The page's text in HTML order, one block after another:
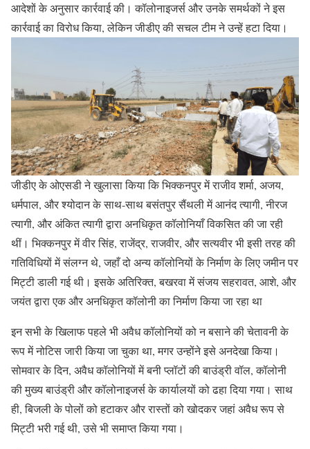
आदेशों के अनुसार कार्रवाई की। कॉलोनाइजर्स और उनके समर्थकों ने इस
कार्रवाई का विरोध किया, लेकिन जीडीए की सचल टीम ने उन्हें हटा दिया।
जीडीए के ओएसडी ने खुलासा किया कि भिक्कनपुर में राजीव शर्मा, अजय,
धर्मपाल, और श्योदान के साथ-साथ बसंतपुर सैंथली में आनंद त्यागी, नीरज
त्यागी, और अंकित त्यागी द्वारा अनधिकृत कॉलोनियाँ विकसित की जा रही
थीं। भिक्कनपुर में वीर सिंह, राजेंद्र, राजवीर, और सत्यवीर भी इसी तरह की
गतिविधियों में संलग्न थे, जहाँ दो अन्य कॉलोनियों के निर्माण के लिए जमीन पर
मिट्टी डाली गई थी। इसके अतिरिक्त, बखरवा में संजय सहरावत, आशे, और
जयंत द्वारा एक और अनधिकृत कॉलोनी का निर्माण किया जा रहा था
इन सभी के खिलाफ पहले भी अवैध कॉलोनियों को न बसाने की चेतावनी के
रूप में नोटिस जारी किया जा चुका था, मगर उन्होंने इसे अनदेखा किया।
सोमवार के दिन, अवैध कॉलोनियों में बनी प्लॉटों की बाउंड्री वॉल, कॉलोनी
की मुख्य बाउंड्री और कॉलोनाइजर्स के कार्यालयों को ढहा दिया गया। साथ
ही, बिजली के पोलों को हटाकर और रास्तों को खोदकर जहां अवैध रूप से
मिट्टी भरी गई थी, उसे भी समाप्त किया गया।